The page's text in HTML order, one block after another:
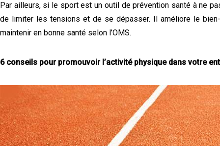
Par ailleurs, si le sport est un outil de prévention santé à ne
de limiter les tensions et de se dépasser. Il améliore le
maintenir en bonne santé selon l’OMS.
6 conseils pour promouvoir l’activité physique dans votre